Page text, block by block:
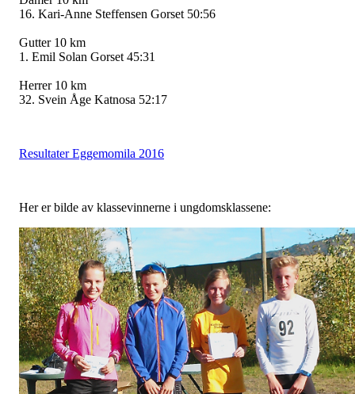
16. Kari-Anne Steffensen Gorset 50:56
Gutter 10 km
1. Emil Solan Gorset 45:31
Herrer 10 km
32. Svein Åge Katnosa 52:17
Resultater Eggemomila 2016
Her er bilde av klassevinnerne i ungdomsklassene: